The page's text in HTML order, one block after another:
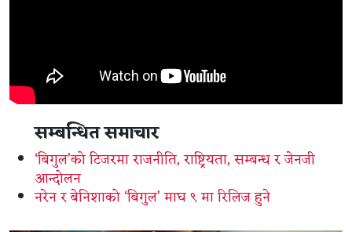
सम्बन्धित समाचार
‘बिगुल’को टिजरमा राजनीति, राष्ट्रियता, सम्बन्ध र जेनजी
आन्दोलन
नरेन र बेनिशाको ‘बिगुल’ माघ ९ मा रिलिज हुने